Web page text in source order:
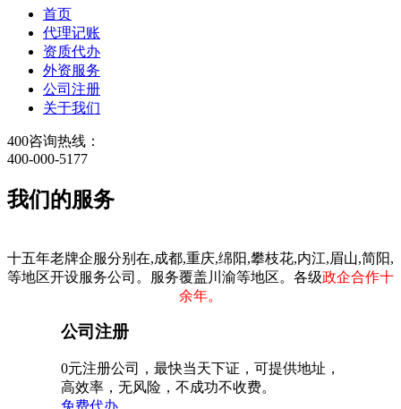
首页
代理记账
资质代办
外资服务
公司注册
关于我们
400咨询热线：
400-000-5177
我们的服务
十五年老牌企服分别在,成都,重庆,绵阳,攀枝花,内江,眉山,简阳,
等地区开设服务公司。服务覆盖川渝等地区。各级政企合作十
余年。
公司注册
0元注册公司，最快当天下证，可提供地址，
高效率，无风险，不成功不收费。